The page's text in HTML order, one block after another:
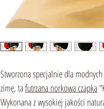
Stworzona specjalnie dla
zimę, tafutrzana norkowa czapka
Wykonana z wysokiej jakości